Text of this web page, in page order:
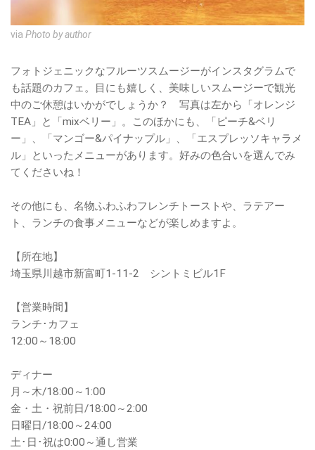
via Photo by author
フォトジェニックなフルーツスムージーがインスタグラムで
も話題のカフェ。目にも嬉しく、美味しいスムージーで観光
中のご休憩はいかがでしょうか？ 写真は左から「オレンジ
TEA」と「mixベリー」。このほかにも、「ピーチ&ベリ
ー」、「マンゴー&パイナップル」、「エスプレッソキャラメ
ル」といったメニューがあります。好みの色合いを選んでみ
てくださいね！
その他にも、名物ふわふわフレンチトーストや、ラテアー
ト、ランチの食事メニューなどが楽しめますよ。
【所在地】
埼玉県川越市新富町1-11-2 シントミビル1F
【営業時間】
ランチ･カフェ
12:00～18:00
ディナー
月～木/18:00～1:00
金・土・祝前日/18:00～2:00
日曜日/18:00～24:00
土･日･祝は0:00～通し営業